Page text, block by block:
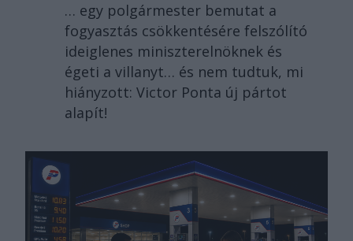
… egy polgármester bemutat a
fogyasztás csökkentésére felszólító
ideiglenes miniszterelnöknek és
égeti a villanyt… és nem tudtuk, mi
hiányzott: Victor Ponta új pártot
alapít!